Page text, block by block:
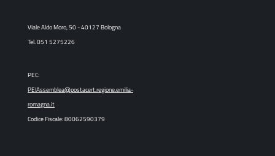
Viale Aldo Moro, 50 - 40127 Bologna
Tel. 051 5275226
PEC:
PEIAssemblea@postacert.regione.emilia-
romagna.it
Codice Fiscale: 80062590379